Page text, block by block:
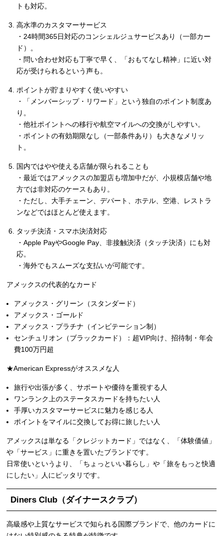
トも対応。
高水準のカスタマーサービス
・24時間365日対応のコンシェルジュサービスあり（一部カー
ド）。
・問い合わせ対応も丁寧で早く、「おもてなし精神」に近い対
応が受けられるという声も。
ポイントが貯まりやすく使いやすい
・「メンバーシップ・リワード」という独自のポイント制度あ
り。
・他社ポイントへの移行や航空マイルへの交換がしやすい。
・ポイントの有効期限なし（一部条件あり）も大きなメリッ
ト。
国内ではやや使える店舗が限られることも
・最近ではアメックスの加盟店も増加中だが、小規模店舗や地
方では非対応のケースもあり。
・ただし、大手チェーン、デパート、ホテル、空港、レストラ
ンなどではほとんど使えます。
タッチ決済・スマホ決済対応
・Apple PayやGoogle Pay、非接触決済（タッチ決済）にも対
応。
・海外でもスムーズな支払いが可能です。
アメックスの代表的なカード
アメックス・グリーン（スタンダード）
アメックス・ゴールド
アメックス・プラチナ（インビテーション制）
センチュリオン（ブラックカード）：超VIP向け、招待制・年会
費100万円超
★American Expressがオススメな人
旅行や出張が多く、サポートや優待を重視する人
ワンランク上のステータスカードを持ちたい人
手厚いカスタマーサービスに魅力を感じる人
ポイントをマイルに交換してお得に旅したい人
アメックスは単なる「クレジットカード」ではなく、「体験価値」
や「サービス」に重きを置いたブランドです。
日常使いというより、「ちょっといい暮らし」や「旅をもっと快適
にしたい」人にピッタリです。
Diners Club（ダイナースクラブ）
高級感や上質なサービスで知られる国際ブランドで、他のカードに